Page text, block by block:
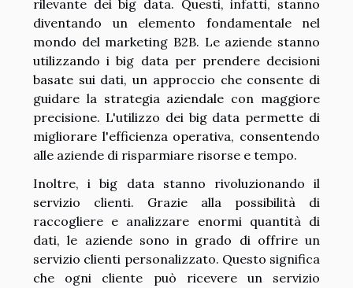
rilevante dei big data. Questi, infatti, stanno
diventando un elemento fondamentale nel
mondo del marketing B2B. Le aziende stanno
utilizzando i big data per prendere decisioni
basate sui dati, un approccio che consente di
guidare la strategia aziendale con maggiore
precisione. L'utilizzo dei big data permette di
migliorare l'efficienza operativa, consentendo
alle aziende di risparmiare risorse e tempo.
Inoltre, i big data stanno rivoluzionando il
servizio clienti. Grazie alla possibilità di
raccogliere e analizzare enormi quantità di
dati, le aziende sono in grado di offrire un
servizio clienti personalizzato. Questo significa
che ogni cliente può ricevere un servizio